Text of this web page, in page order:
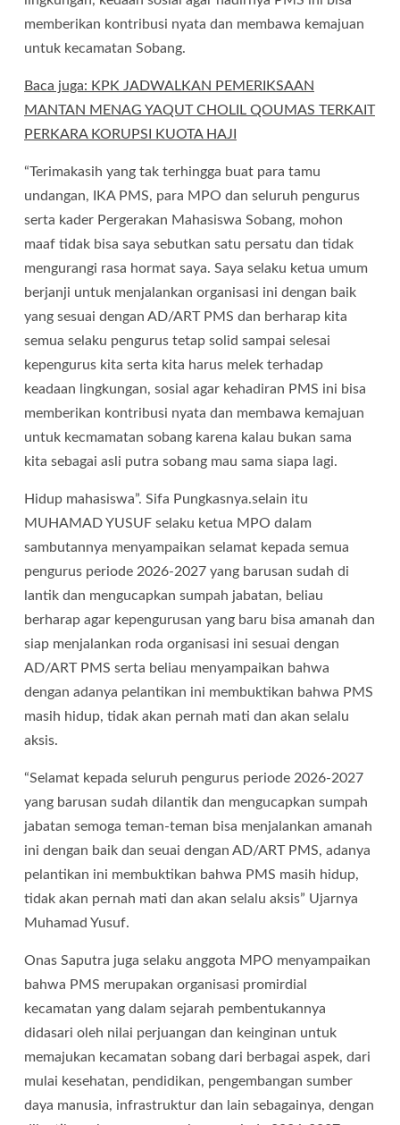
memberikan kontribusi nyata dan membawa kemajuan
untuk kecamatan Sobang.
Baca juga: KPK JADWALKAN PEMERIKSAAN
MANTAN MENAG YAQUT CHOLIL QOUMAS TERKAIT
PERKARA KORUPSI KUOTA HAJI
“Terimakasih yang tak terhingga buat para tamu
undangan, IKA PMS, para MPO dan seluruh pengurus
serta kader Pergerakan Mahasiswa Sobang, mohon
maaf tidak bisa saya sebutkan satu persatu dan tidak
mengurangi rasa hormat saya. Saya selaku ketua umum
berjanji untuk menjalankan organisasi ini dengan baik
yang sesuai dengan AD/ART PMS dan berharap kita
semua selaku pengurus tetap solid sampai selesai
kepengurus kita serta kita harus melek terhadap
keadaan lingkungan, sosial agar kehadiran PMS ini bisa
memberikan kontribusi nyata dan membawa kemajuan
untuk kecmamatan sobang karena kalau bukan sama
kita sebagai asli putra sobang mau sama siapa lagi.
Hidup mahasiswa”. Sifa Pungkasnya.selain itu
MUHAMAD YUSUF selaku ketua MPO dalam
sambutannya menyampaikan selamat kepada semua
pengurus periode 2026-2027 yang barusan sudah di
lantik dan mengucapkan sumpah jabatan, beliau
berharap agar kepengurusan yang baru bisa amanah dan
siap menjalankan roda organisasi ini sesuai dengan
AD/ART PMS serta beliau menyampaikan bahwa
dengan adanya pelantikan ini membuktikan bahwa PMS
masih hidup, tidak akan pernah mati dan akan selalu
aksis.
“Selamat kepada seluruh pengurus periode 2026-2027
yang barusan sudah dilantik dan mengucapkan sumpah
jabatan semoga teman-teman bisa menjalankan amanah
ini dengan baik dan seuai dengan AD/ART PMS, adanya
pelantikan ini membuktikan bahwa PMS masih hidup,
tidak akan pernah mati dan akan selalu aksis” Ujarnya
Muhamad Yusuf.
Onas Saputra juga selaku anggota MPO menyampaikan
bahwa PMS merupakan organisasi promirdial
kecamatan yang dalam sejarah pembentukannya
didasari oleh nilai perjuangan dan keinginan untuk
memajukan kecamatan sobang dari berbagai aspek, dari
mulai kesehatan, pendidikan, pengembangan sumber
daya manusia, infrastruktur dan lain sebagainya, dengan